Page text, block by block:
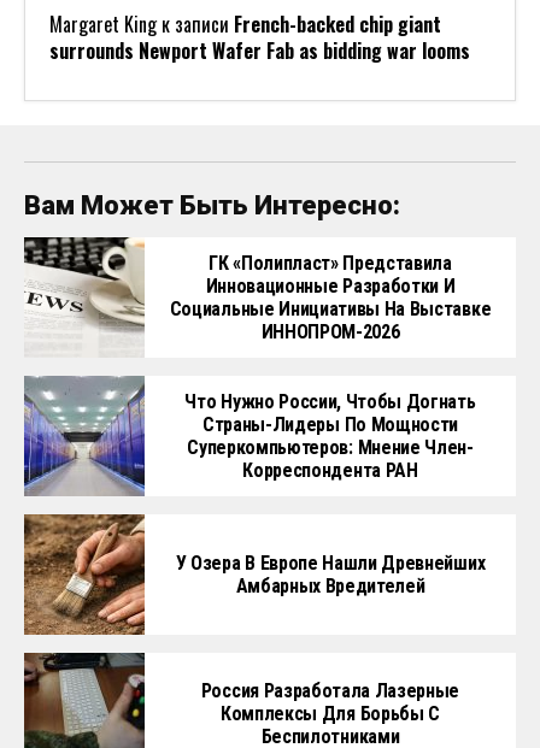
Margaret Kingк записи French-backed chip giant
surrounds Newport Wafer Fab as bidding war looms
Вам Может Быть Интересно:
ГК «Полипласт» Представила
Инновационные Разработки И
Социальные Инициативы На Выставке
ИННОПРОМ-2026
Что Нужно России, Чтобы Догнать
Страны-Лидеры По Мощности
Суперкомпьютеров: Мнение Член-
Корреспондента РАН
У Озера В Европе Нашли Древнейших
Амбарных Вредителей
Россия Разработала Лазерные
Комплексы Для Борьбы С
Беспилотниками